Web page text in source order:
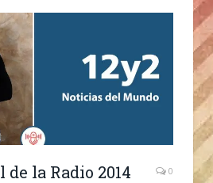
la Radio 2014
0